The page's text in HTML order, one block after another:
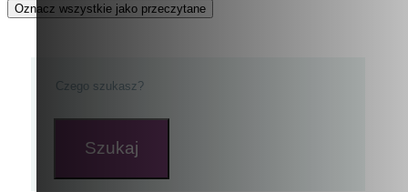
Oznacz wszystkie jako przeczytane
Szukaj